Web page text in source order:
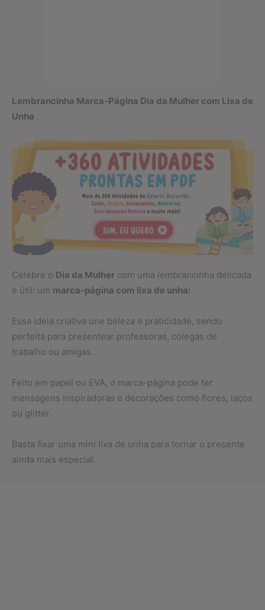
Lembrancinha Marca-Página Dia da Mulher com Lixa de
Unha
Celebre o Dia da Mulher com uma lembrancinha delicada
e útil: um marca-página com lixa de unha!
Essa ideia criativa une beleza e praticidade, sendo
perfeita para presentear professoras, colegas de
trabalho ou amigas.
Feito em papel ou EVA, o marca-página pode ter
mensagens inspiradoras e decorações como flores, laços
ou glitter.
Basta fixar uma mini lixa de unha para tornar o presente
ainda mais especial.